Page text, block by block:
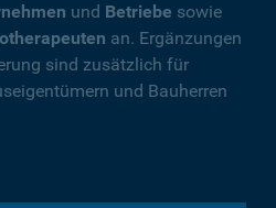
und Betriebe sowie
an. Ergänzungen
sind zusätzlich für
und Bauherren